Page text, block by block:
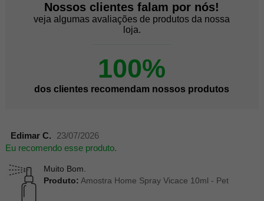
Nossos clientes falam por nós!
veja algumas avaliações de produtos da nossa
loja.
100%
dos clientes recomendam nossos produtos
Edimar C.
23/07/2026
Eu recomendo esse produto.
Muito Bom.
Produto: Amostra Home Spray Vicace 10ml - Pet